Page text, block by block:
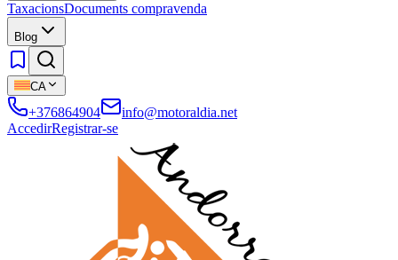
TaxacionsDocuments compravenda
Blog
CA
+376864904
info@motoraldia.net
AccedirRegistrar-se